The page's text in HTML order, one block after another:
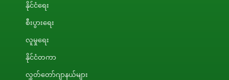
နိုင်ငံရေး
စီးပွားရေး
လူမှုရေး
နိုင်ငံတကာ
လွှတ်တော်ဂျာနယ်များ